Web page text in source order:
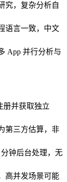
究，复杂分析自
语言一致，中文
App 并行分析与
册并获取独立
第三方估算，非
钟后台处理，无
高并发场景可能